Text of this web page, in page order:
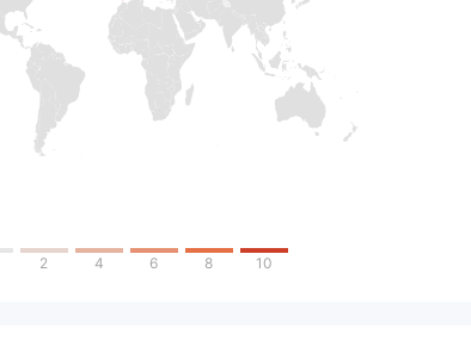
2 4 6 8 10